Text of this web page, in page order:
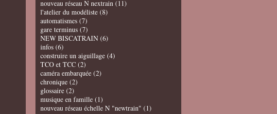
nouveau réseau N nextrain (11)
l'atelier du modéliste (8)
automatismes (7)
gare terminus (7)
NEW BISCATRAIN (6)
infos (6)
construire un aiguillage (4)
TCO et TCC (2)
caméra embarquée (2)
chronique (2)
glossaire (2)
musique en famille (1)
nouveau réseau échelle N "newtrain" (1)